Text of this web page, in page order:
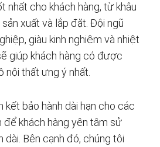
nhất cho khách hàng, từ khâu
xuất và lắp đặt. Đội ngũ
giàu kinh nghiệm và nhiệt
giúp khách hàng có được
nội thất ưng ý nhất.
kết bảo hành dài hạn cho các
để khách hàng yên tâm sử
dài. Bên cạnh đó, chúng tôi